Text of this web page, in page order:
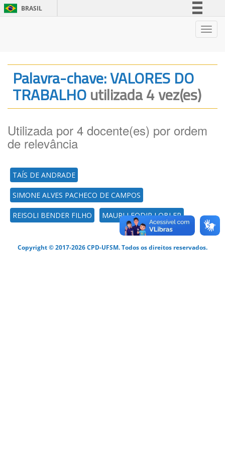
BRASIL
Legislação
Canais
Palavra-chave: VALORES DO
TRABALHOutilizada 4 vez(es)
Utilizada por 4 docente(es) por ordem
de relevância
TAÍS DE ANDRADE
SIMONE ALVES PACHECO DE CAMPOS
REISOLI BENDER FILHO MAURI LEODIR LOBLER
Copyright © 2017-2026 CPD-UFSM. Todos os direitos reservados.